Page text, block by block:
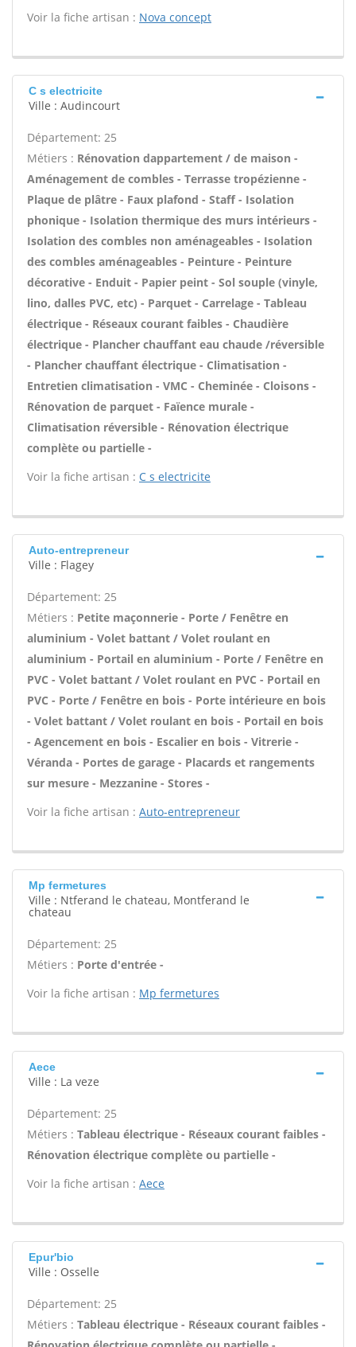
Voir la fiche artisan : Nova concept
C s electricite
Ville : Audincourt
Département: 25
Métiers : Rénovation dappartement / de maison -
Aménagement de combles - Terrasse tropézienne -
Plaque de plâtre - Faux plafond - Staff - Isolation
phonique - Isolation thermique des murs intérieurs -
Isolation des combles non aménageables - Isolation
des combles aménageables - Peinture - Peinture
décorative - Enduit - Papier peint - Sol souple (vinyle,
lino, dalles PVC, etc) - Parquet - Carrelage - Tableau
électrique - Réseaux courant faibles - Chaudière
électrique - Plancher chauffant eau chaude /réversible
- Plancher chauffant électrique - Climatisation -
Entretien climatisation - VMC - Cheminée - Cloisons -
Rénovation de parquet - Faïence murale -
Climatisation réversible - Rénovation électrique
complète ou partielle -
Voir la fiche artisan : C s electricite
Auto-entrepreneur
Ville : Flagey
Département: 25
Métiers : Petite maçonnerie - Porte / Fenêtre en
aluminium - Volet battant / Volet roulant en
aluminium - Portail en aluminium - Porte / Fenêtre en
PVC - Volet battant / Volet roulant en PVC - Portail en
PVC - Porte / Fenêtre en bois - Porte intérieure en bois
- Volet battant / Volet roulant en bois - Portail en bois
- Agencement en bois - Escalier en bois - Vitrerie -
Véranda - Portes de garage - Placards et rangements
sur mesure - Mezzanine - Stores -
Voir la fiche artisan : Auto-entrepreneur
Mp fermetures
Ville : Ntferand le chateau, Montferand le
chateau
Département: 25
Métiers : Porte d'entrée -
Voir la fiche artisan : Mp fermetures
Aece
Ville : La veze
Département: 25
Métiers : Tableau électrique - Réseaux courant faibles -
Rénovation électrique complète ou partielle -
Voir la fiche artisan : Aece
Epur'bio
Ville : Osselle
Département: 25
Métiers : Tableau électrique - Réseaux courant faibles -